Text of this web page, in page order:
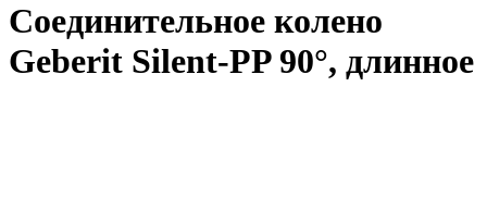
Соединительное колено
Geberit Silent-PP 90°, длинное